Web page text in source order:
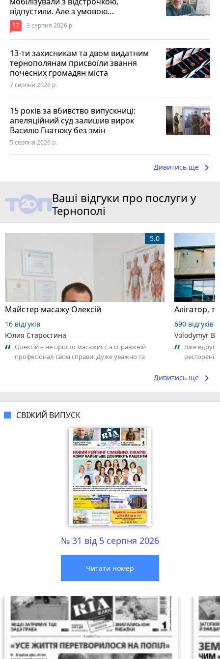
відпустили. Але з умовою…
17 3 серпня 2026 р.
13-ти захисникам та двом видатним
тернополянам присвоїли звання
почесних громадян міста
7 серпня 2026 р.
15 років за вбивство випускниці:
апеляційний суд залишив вирок
Василю Гнатюку без змін
5 серпня 2026 р.
Дивитись ще keyboard_arrow_right
Ваші відгуки про послуги у
Тернополі
Майстер масажу Олексій
5.0
16 відгуків
Юлия Старостина
Олексій – не просто масажист, а справжній
професіонал своєї справи. Дуже уважно та
690 відгуків
Volodymyr
Вже
ресторані.
Дивитись ще keyboard_arrow_right
СВІЖИЙ ВИПУСК
№ 31 від 5 серпня 2026
Читати номер